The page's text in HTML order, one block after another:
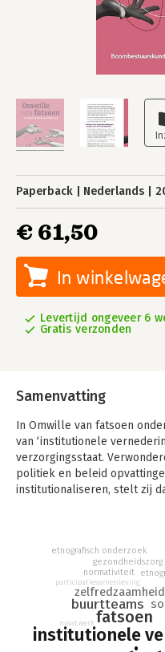
Paperback Nederlands
€ 61,50
In
Levertijd ongeveer 6
Gratis verzonden
Samenvatting
In Omwille van fatsoen
van ‘institutionele
verzorgingsstaat.
politiek en beleid
institutionaliseren, stelt zij
klassieke als eigentijdse
geïnspireerd door filosoof
de fatsoenlijke samenleving.
Van der Zwaard schetst in
samenspel van mens, werk
verzorgingsstaat. Op grond
institutionele
fatsoen
buurtteams
zelfredzaamheid
participatiesamenleving
normativiteit
gezondheidszorg
maatwerk
etnografisch onderzoek